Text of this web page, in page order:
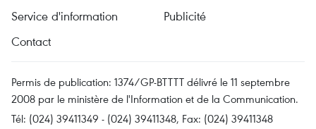
Service d'information
Publicité
Contact
Permis de publication: 1374/GP-BTTTT délivré le 11 septembre
2008 par le ministère de l'Information et de la Communication.
Tél: (024) 39411349 - (024) 39411348, Fax: (024) 39411348